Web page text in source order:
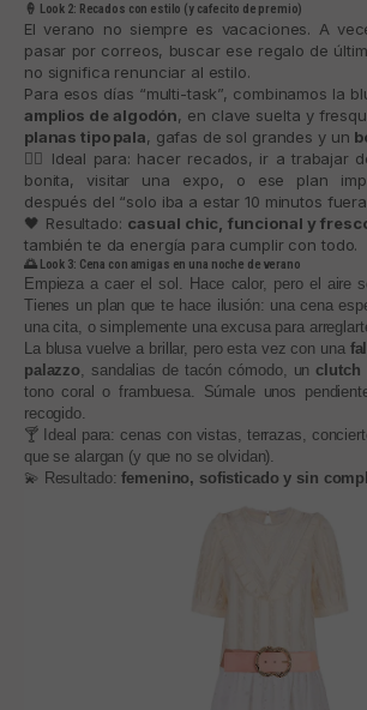
🍦 Look 2: Recados con estilo (y cafecito de premio)
El verano no siempre es vacaciones. A
pasar por correos, buscar ese regalo de
no significa renunciar al estilo.
Para esos días “multi-task”, combinamos la
amplios de algodón, en clave suelta y
planas tipo pala, gafas de sol grandes y un
🚶‍♀️ Ideal para: hacer recados, ir a trabajar
bonita, visitar una expo, o ese plan
después del “solo iba a estar 10 minutos
🖤 Resultado: casual chic, funcional y
también te da energía para cumplir con todo.
🌅 Look 3: Cena con amigas en una noche de verano
Empieza a caer el sol. Hace calor, pero el aire
Tienes un plan que te hace ilusión: una cena
una cita, o simplemente una excusa para
La blusa vuelve a brillar, pero esta vez con una
palazzo, sandalias de tacón cómodo, unclutch
tono coral o frambuesa. Súmale unos
recogido.
🍸 Ideal para: cenas con vistas, terrazas,
que se alargan (y que no se olvidan).
💫 Resultado:femenino, sofisticado y sin